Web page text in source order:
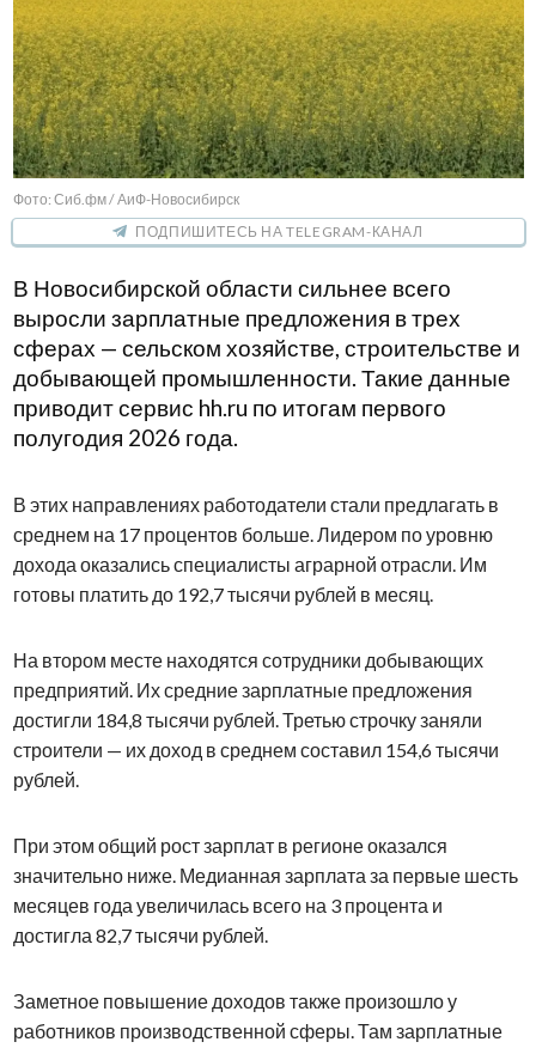
Фото: Сиб.фм / АиФ-Новосибирск
ПОДПИШИТЕСЬ НА TELEGRAM-КАНАЛ
В Новосибирской области сильнее всего
выросли зарплатные предложения в трех
сферах — сельском хозяйстве, строительстве и
добывающей промышленности. Такие данные
приводит сервис hh.ru по итогам первого
полугодия 2026 года.
В этих направлениях работодатели стали предлагать в
среднем на 17 процентов больше. Лидером по уровню
дохода оказались специалисты аграрной отрасли. Им
готовы платить до 192,7 тысячи рублей в месяц.
На втором месте находятся сотрудники добывающих
предприятий. Их средние зарплатные предложения
достигли 184,8 тысячи рублей. Третью строчку заняли
строители — их доход в среднем составил 154,6 тысячи
рублей.
При этом общий рост зарплат в регионе оказался
значительно ниже. Медианная зарплата за первые шесть
месяцев года увеличилась всего на 3 процента и
достигла 82,7 тысячи рублей.
Заметное повышение доходов также произошло у
работников производственной сферы. Там зарплатные